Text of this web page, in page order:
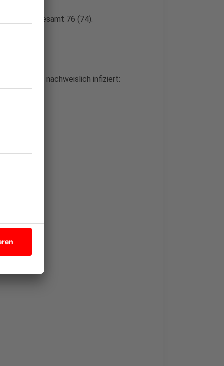
insgesamt 76 (74).
Menschen nachweislich infiziert: